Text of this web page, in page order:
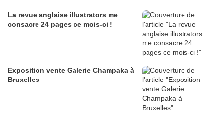
La revue anglaise illustrators me
consacre 24 pages ce mois-ci !
Exposition vente Galerie Champaka à
Bruxelles